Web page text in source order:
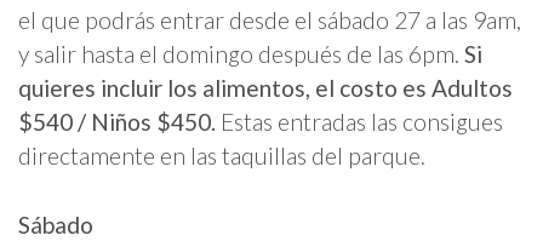
el que podrás entrar desde el sábado 27 a las 9am,
y salir hasta el domingo después de las 6pm. Si
quieres incluir los alimentos, el costo es Adultos
$540 / Niños $450. Estas entradas las consigues
directamente en las taquillas del parque.
Sábado